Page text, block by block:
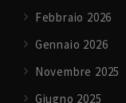
Febbraio 2026
Gennaio 2026
Novembre 2025
Giugno 2025